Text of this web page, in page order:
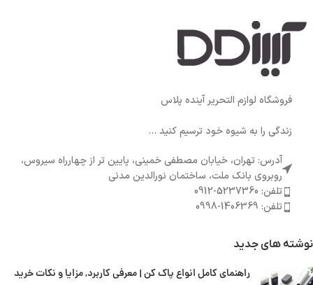
فروشگاه لوازم التحریر آینده پلاس
زندگی را به شیوه خود ترسیم کنید ...
آدرس: تهران، خیابان مصطفی خمینی، پایین تر از چهارراه سیروس،
روبروی بانک ملت، ساختمان نورالدین مدنی
تلفن: 5237360-0912
تلفن: 1406369-0998
نوشته های جدید
راهنمای کامل انواع پاک کن | معرفی کاربرد, مزایا و نکات خرید